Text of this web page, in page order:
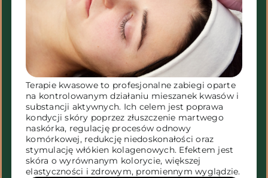
Terapie kwasowe to profesjonalne zabiegi oparte
na kontrolowanym działaniu mieszanek kwasów i
substancji aktywnych. Ich celem jest poprawa
kondycji skóry poprzez złuszczenie martwego
naskórka, regulację procesów odnowy
komórkowej, redukcję niedoskonałości oraz
stymulację włókien kolagenowych. Efektem jest
skóra o wyrównanym kolorycie, większej
elastyczności i zdrowym, promiennym wyglądzie.